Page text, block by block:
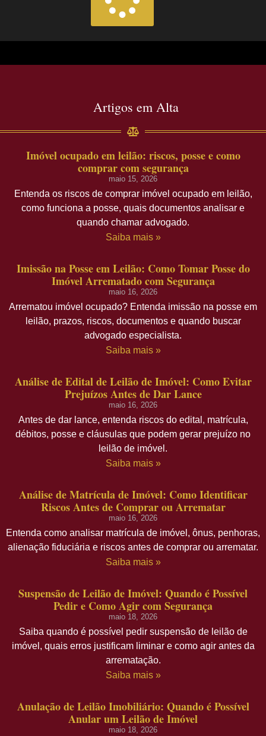
Artigos em Alta
Imóvel ocupado em leilão: riscos, posse e como
comprar com segurança
maio 15, 2026
Entenda os riscos de comprar imóvel ocupado em leilão,
como funciona a posse, quais documentos analisar e
quando chamar advogado.
Saiba mais »
Imissão na Posse em Leilão: Como Tomar Posse do
Imóvel Arrematado com Segurança
maio 16, 2026
Arrematou imóvel ocupado? Entenda imissão na posse em
leilão, prazos, riscos, documentos e quando buscar
advogado especialista.
Saiba mais »
Análise de Edital de Leilão de Imóvel: Como Evitar
Prejuízos Antes de Dar Lance
maio 16, 2026
Antes de dar lance, entenda riscos do edital, matrícula,
débitos, posse e cláusulas que podem gerar prejuízo no
leilão de imóvel.
Saiba mais »
Análise de Matrícula de Imóvel: Como Identificar
Riscos Antes de Comprar ou Arrematar
maio 16, 2026
Entenda como analisar matrícula de imóvel, ônus, penhoras,
alienação fiduciária e riscos antes de comprar ou arrematar.
Saiba mais »
Suspensão de Leilão de Imóvel: Quando é Possível
Pedir e Como Agir com Segurança
maio 18, 2026
Saiba quando é possível pedir suspensão de leilão de
imóvel, quais erros justificam liminar e como agir antes da
arrematação.
Saiba mais »
Anulação de Leilão Imobiliário: Quando é Possível
Anular um Leilão de Imóvel
maio 18, 2026